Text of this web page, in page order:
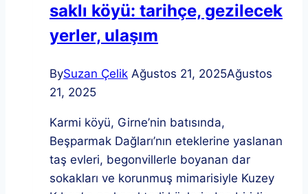
saklı köyü: tarihçe, gezilecek
yerler, ulaşım
BySuzan Çelik Ağustos 21, 2025Ağustos
21, 2025
Karmi köyü, Girne’nin batısında,
Beşparmak Dağları’nın eteklerine yaslanan
taş evleri, begonvillerle boyanan dar
sokakları ve korunmuş mimarisiyle Kuzey